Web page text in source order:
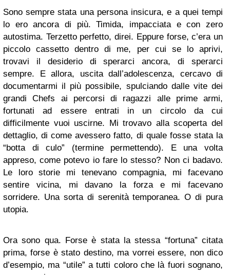
Sono sempre stata una persona insicura, e a quei tempi
lo ero ancora di più. Timida, impacciata e con zero
autostima. Terzetto perfetto, direi. Eppure forse, c’era un
piccolo cassetto dentro di me, per cui se lo aprivi,
trovavi il desiderio di sperarci ancora, di sperarci
sempre. E allora, uscita dall’adolescenza, cercavo di
documentarmi il più possibile, spulciando dalle vite dei
grandi Chefs ai percorsi di ragazzi alle prime armi,
fortunati ad essere entrati in un circolo da cui
difficilmente vuoi uscirne. Mi trovavo alla scoperta del
dettaglio, di come avessero fatto, di quale fosse stata la
“botta di culo” (termine permettendo). E una volta
appreso, come potevo io fare lo stesso? Non ci badavo.
Le loro storie mi tenevano compagnia, mi facevano
sentire vicina, mi davano la forza e mi facevano
sorridere. Una sorta di serenità temporanea. O di pura
utopia.
Ora sono qua. Forse è stata la stessa “fortuna” citata
prima, forse è stato destino, ma vorrei essere, non dico
d’esempio, ma “utile” a tutti coloro che là fuori sognano,